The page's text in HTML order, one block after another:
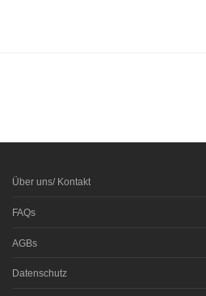
Über uns/ Kontakt
FAQs
AGBs
Datenschutz